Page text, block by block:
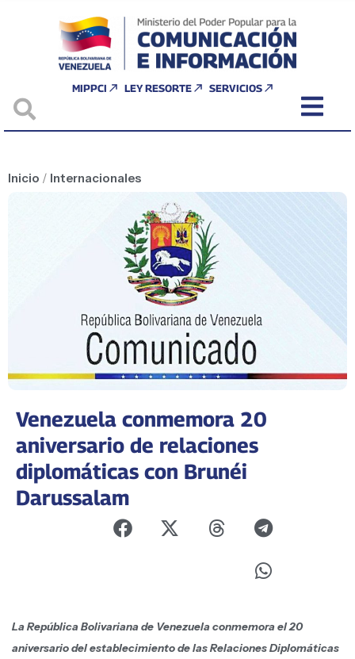
MIPPCI LEY RESORTE SERVICIOS
Inicio / Internacionales
Venezuela conmemora 20
aniversario de relaciones
diplomáticas con Brunéi
Darussalam
La República Bolivariana de Venezuela conmemora el 20
aniversario del establecimiento de las Relaciones Diplomáticas